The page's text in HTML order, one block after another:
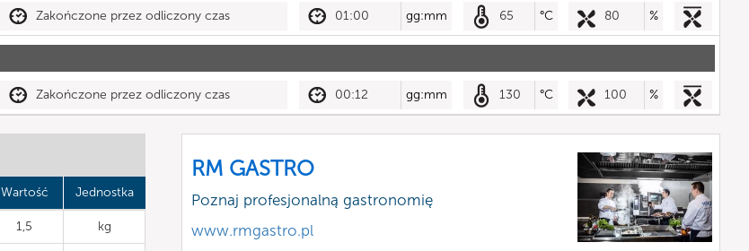
Zakończone przez odliczony czas 01:00 gg:mm 65 °C 80 %
Zakończone przez odliczony czas 00:12 gg:mm 130 °C 100 %
Wartość Jednostka
1,5 kg
RM GASTRO
Poznaj profesjonalną gastronomię
www.rmgastro.pl